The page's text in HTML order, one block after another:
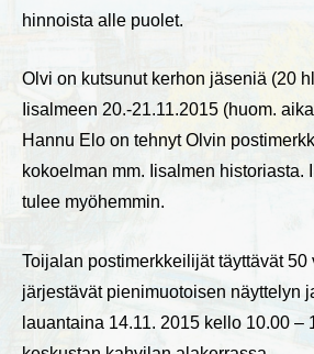
hinnoista alle puolet.
Olvi on kutsunut kerhon jäseniä (20
Iisalmeen 20.-21.11.2015 (huom.
Hannu Elo on tehnyt Olvin
kokoelman mm. Iisalmen historiasta.
tulee myöhemmin.
Toijalan postimerkkeilijät täyttävät 50
järjestävät pienimuotoisen näyttelyn
lauantaina 14.11. 2015 kello 10.00 –